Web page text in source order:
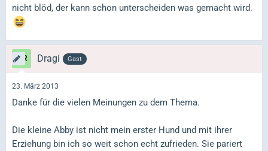
nicht blöd, der kann schon unterscheiden was gemacht wird.
Dragi Gast
23. März 2013
Danke für die vielen Meinungen zu dem Thema.
Die kleine Abby ist nicht mein erster Hund und mit ihrer
Erziehung bin ich so weit schon echt zufrieden. Sie pariert